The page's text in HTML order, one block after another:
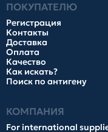
ПОКУПАТЕЛЮ
Регистрация
Контакты
Доставка
Оплата
Качество
Как искать?
Поиск по антигену
КОМПАНИЯ
For international